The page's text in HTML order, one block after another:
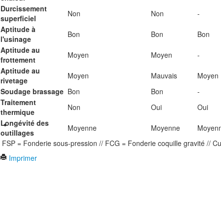
Durcissement
superficiel
Non Non
-
Aptitude à
l'usinage
Bon Bon
Bon
Aptitude au
frottement
Moyen Moyen
-
Aptitude au
rivetage
Moyen Mauvais
Moyen
Soudage brassage Bon Bon
-
Traitement
thermique
Non Oui
Oui
Longévité des
outillages
Moyenne Moyenne
FSP = Fonderie sous-pression // FCG = Fonderie coquille gravité //
Imprimer